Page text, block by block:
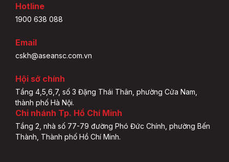
Hotline
1900 638 088
Email
cskh@aseansc.com.vn
Hội sở chính
Tầng 4,5,6,7, số 3 Đặng Thái Thân, phường Cửa Nam,
thành phố Hà Nội.
Chi nhánh Tp. Hồ Chí Minh
Tầng 2, nhà số 77-79 đường Phó Đức Chính, phường Bến
Thành, Thành phố Hồ Chí Minh.